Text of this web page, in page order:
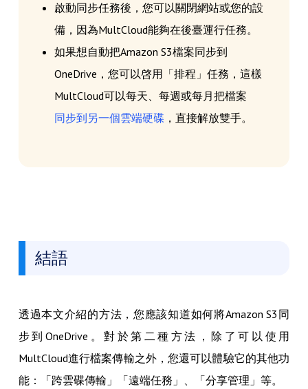
啟動同步任務後，您可以關閉網站或您的設
備，因為MultCloud能夠在後臺運行任務。
如果想自動把Amazon S3檔案同步到
OneDrive，您可以啓用「排程」任務，這樣
MultCloud可以每天、每週或每月把檔案
同步到另一個雲端硬碟 ，直接解放雙手。
結語
透過本文介紹的方法，您應該知道如何將Amazon S3同
步到OneDrive。對於第二種方法，除了可以使用
MultCloud進行檔案傳輸之外，您還可以體驗它的其他功
能：「跨雲碟傳輸」「遠端任務」、「分享管理」等。